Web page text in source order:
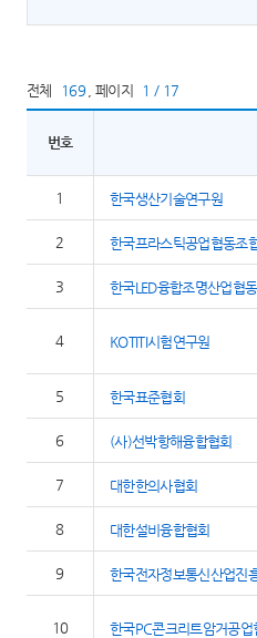
전체 169 페이지 1 / 17
번호
1 한국생산기술연구원
2 한국프라스틱공업협동조
3 한국LED융합조명산업협
4 KOTITI시험연구원
5 한국표준협회
6 (사)선박항해융합협회
7 대한한의사협회
8 대한설비융합협회
9 한국전자정보통신산업진
10 한국PC콘크리트암거공업